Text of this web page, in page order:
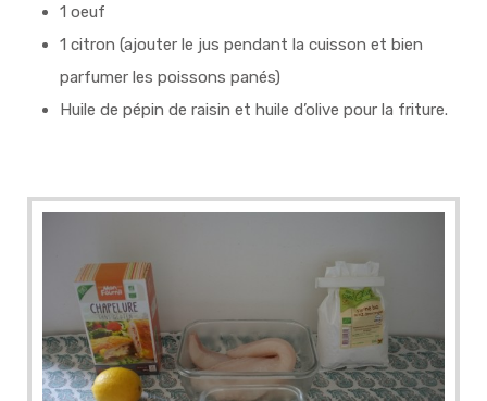
1 oeuf
1 citron (ajouter le jus pendant la cuisson et bien
parfumer les poissons panés)
Huile de pépin de raisin et huile d’olive pour la friture.